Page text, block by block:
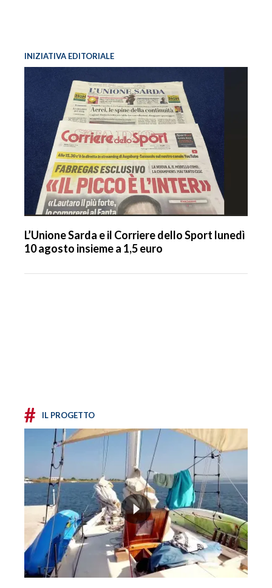
INIZIATIVA EDITORIALE
L’Unione Sarda e il Corriere dello Sport lunedì
10 agosto insieme a 1,5 euro
# IL PROGETTO